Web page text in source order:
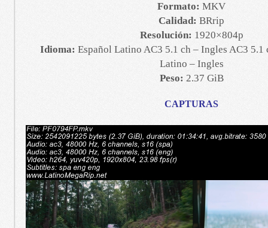
Formato: MKV
Calidad: BRrip
Resolución: 1920×804p
Idioma: Español Latino AC3 5.1 ch – Ingles AC3 5.1
Latino – Ingles
Peso: 2.37 GiB
CAPTURAS